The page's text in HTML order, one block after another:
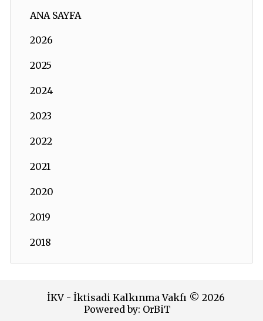
ANA SAYFA
2026
2025
2024
2023
2022
2021
2020
2019
2018
2017
2016İKV - İktisadi Kalkınma Vakfı © 2026
Powered by: OrBiT